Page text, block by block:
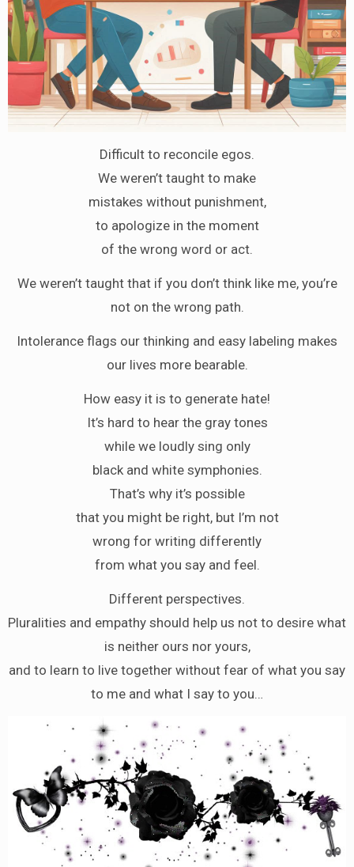
Difficult to reconcile egos.
We weren’t taught to make
mistakes without punishment,
to apologize in the moment
of the wrong word or act.
We weren’t taught that if you don’t think like me, you’re
not on the wrong path.
Intolerance flags our thinking and easy labeling makes
our lives more bearable.
How easy it is to generate hate!
It’s hard to hear the gray tones
while we loudly sing only
black and white symphonies.
That’s why it’s possible
that you might be right, but I’m not
wrong for writing differently
from what you say and feel.
Different perspectives.
Pluralities and empathy should help us not to desire what
is neither ours nor yours,
and to learn to live together without fear of what you say
to me and what I say to you…